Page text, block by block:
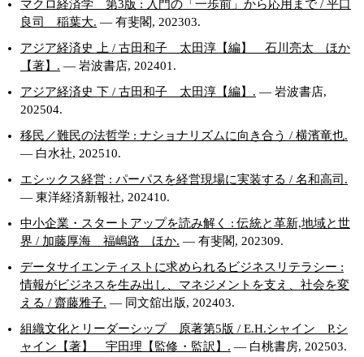
マクロ経済学 第3版 : 入門の「一歩前」から応用まで / 平口
良司 稲葉大. — 有斐閣, 202303.
アジア経済史 上 / 古田和子 太田淳【編】 石川亮太 ほか
【著】. — 岩波書店, 202401.
アジア経済史 下 / 古田和子 太田淳【編】. — 岩波書店,
202504.
移民／難民の法哲学 : ナショナリズムに向き合う / 横濱竜也.
— 白水社, 202510.
エシックス経営 : パーパスを経営現場に実装する / 名和高司.
— 東洋経済新報社, 202410.
中小企業・スタートアップを読み解く : 伝統と革新,地域と世
界 / 加藤厚海 福嶋路 ほか. — 有斐閣, 202309.
データサイエンティストに求められるビジネスリテラシー :
情報がビジネスを生み出し、マネジメントを支え、社会を変
える / 齋藤雅子. — 同文舘出版, 202403.
組織文化とリーダーシップ 原著第5版 / E.H.シャイン P.シ
ャイン【著】 宇田理【監修・監訳】. — 白桃書房, 202503.